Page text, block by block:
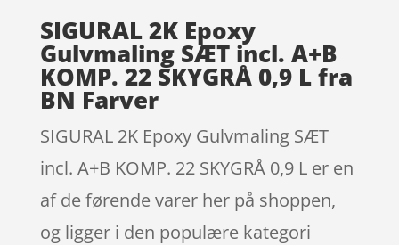
SIGURAL 2K Epoxy
Gulvmaling SÆT incl. A+B
KOMP. 22 SKYGRÅ 0,9 L fra
BN Farver
SIGURAL 2K Epoxy Gulvmaling SÆT
incl. A+B KOMP. 22 SKYGRÅ 0,9 L er en
af de førende varer her på shoppen,
og ligger i den populære kategori